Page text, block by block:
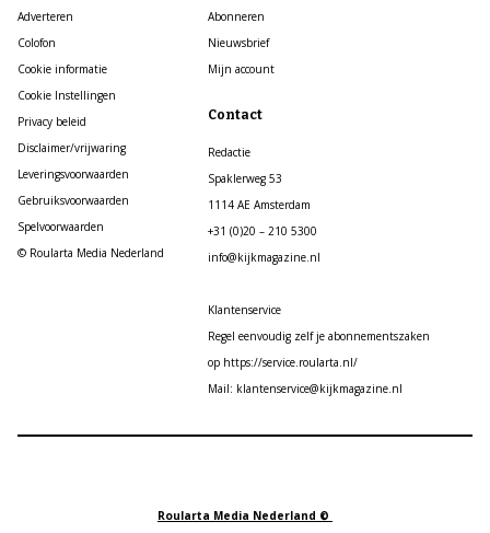
Adverteren
Colofon
Cookie informatie
Cookie Instellingen
Privacy beleid
Disclaimer/vrijwaring
Leveringsvoorwaarden
Gebruiksvoorwaarden
Spelvoorwaarden
© Roularta Media Nederland
Abonneren
Nieuwsbrief
Mijn account
Contact
Redactie
Spaklerweg 53
1114 AE Amsterdam
+31 (0)20 – 210 5300
info@kijkmagazine.nl
Klantenservice
Regel eenvoudig zelf je abonnementszaken
op https://service.roularta.nl/
Mail: klantenservice@kijkmagazine.nl
Roularta Media Nederland ©